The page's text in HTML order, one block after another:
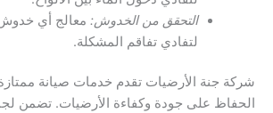
التحقق من الخدوش: معالج أي
لتفادي تفاقم المشكلة.
شركة جنة الأرضيات تقدم خدمات صيانة
الحفاظ على جودة وكفاءة الأرضيات. تضمن